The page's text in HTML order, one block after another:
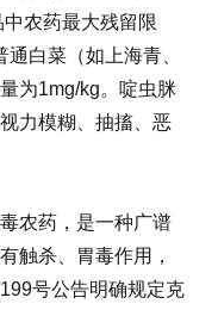
农药最大残留限
白菜（如上海青、
为1mg/kg。啶虫脒
力模糊、抽搐、恶
农药，是一种广谱
触杀、胃毒作用，
号公告明确规定克